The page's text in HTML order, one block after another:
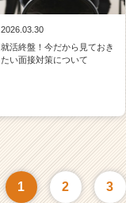
2026.03.30
就活終盤！今だから見ておき
たい面接対策について
1 2 3